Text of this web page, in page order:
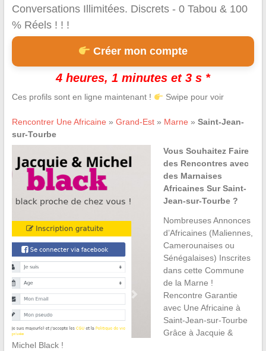
Conversations Illimitées. Discrets - 0 Tabou & 100
% Réels ! ! !
Créer mon compte
4 heures, 1 minutes et 3 s *
Ces profils sont en ligne maintenant ! Swipe pour voir
Rencontrer Une Africaine » Grand-Est» Marne » Saint-Jean-
sur-Tourbe
Vous Souhaitez Faire
des Rencontres avec
des Marnaises
Africaines Sur Saint-
Jean-sur-Tourbe ?
Nombreuses Annonces
d’Africaines (Maliennes,
Camerounaises ou
Sénégalaises) Inscrites
dans cette Commune
de la Marne !
Rencontre Garantie
avec Une Africaine à
Saint-Jean-sur-Tourbe
Grâce à Jacquie &
Michel Black !